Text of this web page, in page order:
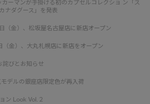
カーマンが手掛ける初のカプセルコレクショ ン「ス
ナダグース」を発表
（金）、松坂屋名古屋店に新店オープン
（金）、大丸札幌店に新店をオープン
詫びとお知らせ
モデルの銀座店限定色が再入荷
ン Look Vol.２